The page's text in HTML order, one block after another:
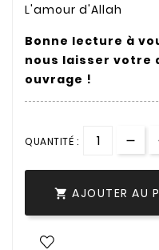
L'amour d'Allah
Bonne lecture à
nous laisser votre
ouvrage !
QUANTITÉ :
 AJOUTER AU